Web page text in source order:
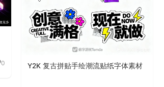
0 Y2K 复古拼贴手绘潮流贴纸字体素材